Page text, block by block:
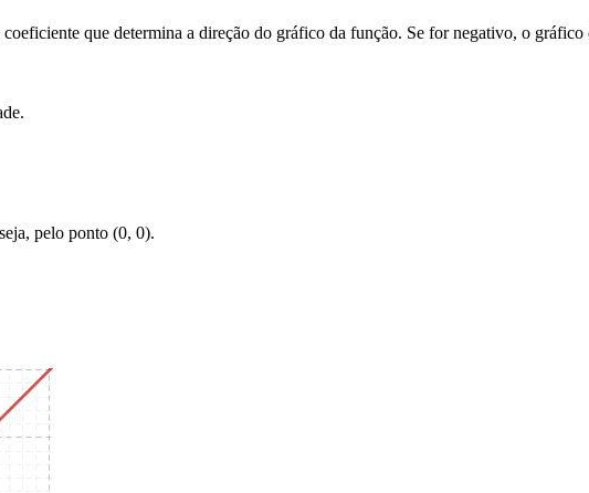
que determina a direção do gráfico da função. Se for negativo, o gráfico
pelo ponto (0, 0).